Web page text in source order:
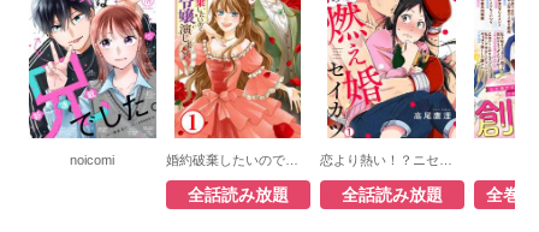
noicomi 婚約破棄したいので悪役令嬢演じます
全話読み放題 全話読み放題 全巻